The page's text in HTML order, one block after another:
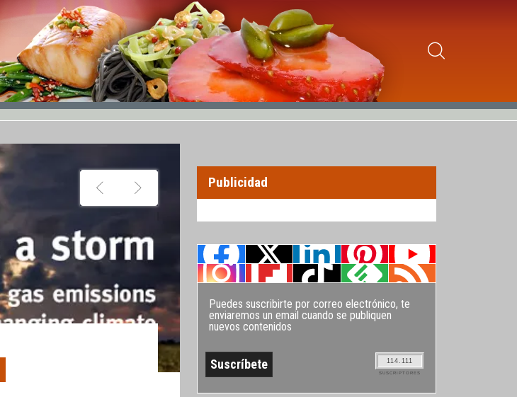
Publicidad
Puedes suscribirte por correo electrónico, te
enviaremos un email cuando se publiquen
nuevos contenidos
114.111
SUSCRIPTORES